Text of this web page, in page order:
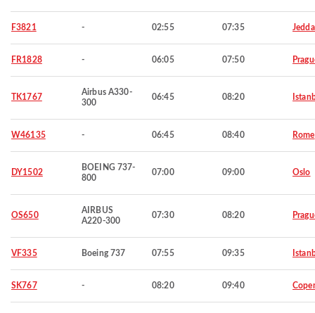
F3821 - 02:55 07:35
FR1828 - 06:05 07:50
TK1767
Airbus A330-
300
06:45 08:20
W46135 - 06:45 08:40 Rome
DY1502
BOEING 737-
800
07:00 09:00 Oslo
OS650
AIRBUS
A220-300
07:30 08:20
VF335 Boeing 737 07:55 09:35
SK767 - 08:20 09:40